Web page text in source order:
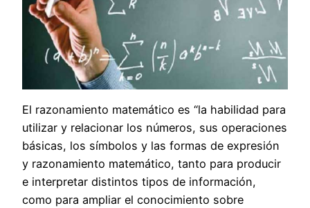
El razonamiento matemático es “la habilidad para
utilizar y relacionar los números, sus operaciones
básicas, los símbolos y las formas de expresión
y razonamiento matemático, tanto para producir
e interpretar distintos tipos de información,
como para ampliar el conocimiento sobre